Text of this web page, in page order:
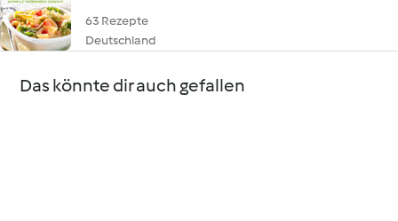
63 Rezepte
Deutschland
Das könnte dir auch gefallen